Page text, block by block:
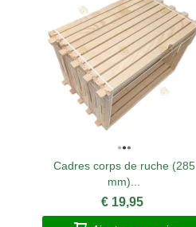
Cadres corps de ruche (285
mm)...
€ 19,95